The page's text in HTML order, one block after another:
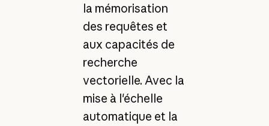
la mémorisation
des requêtes et
aux capacités de
recherche
vectorielle. Avec la
mise à l'échelle
automatique et la